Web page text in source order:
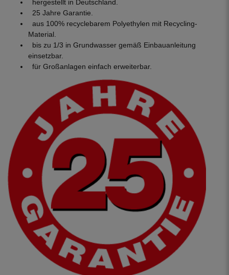
hergestellt in Deutschland.
25 Jahre Garantie.
aus 100% recyclebarem Polyethylen mit Recycling-
Material.
bis zu 1/3 in Grundwasser gemäß Einbauanleitung
einsetzbar.
für Großanlagen einfach erweiterbar.